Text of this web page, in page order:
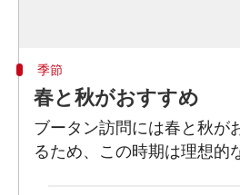
季節
春と秋がおすすめ
ブータン訪問には春と秋が
るため、この時期は理想的